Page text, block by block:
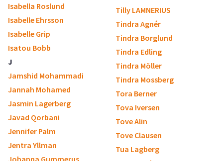
Isabella Roslund
Isabelle Ehrsson
Isabelle Grip
Isatou Bobb
J
Jamshid Mohammadi
Jannah Mohamed
Jasmin Lagerberg
Javad Qorbani
Jennifer Palm
Jentra Yllman
Johanna Gummerus
Tilly LAMNERIUS
Tindra Agnér
Tindra Borglund
Tindra Edling
Tindra Möller
Tindra Mossberg
Tora Berner
Tova Iversen
Tove Alin
Tove Clausen
Tua Lagberg